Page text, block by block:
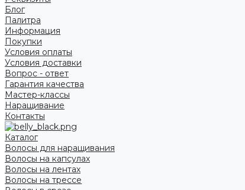
Блог
Палитра
Информация
Покупки
Условия оплаты
Условия доставки
Вопрос - ответ
Гарантия качества
Мастер-классы
Наращивание
Контакты
Каталог
Волосы для наращивания
Волосы на капсулах
Волосы на лентах
Волосы на трессе